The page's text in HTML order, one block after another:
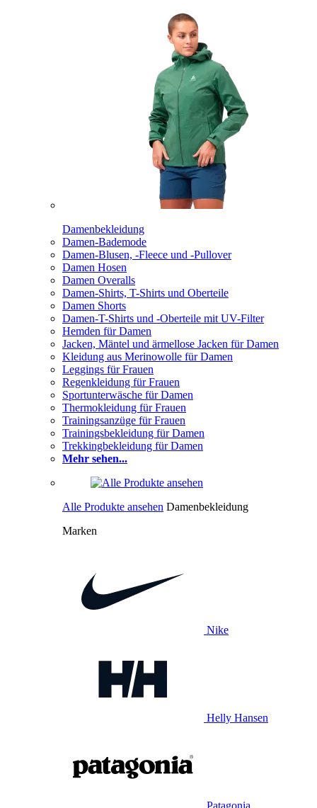
Damenbekleidung
Damen-Bademode
Damen-Blusen, -Fleece und -Pullover
Damen Hosen
Damen Overalls
Damen-Shirts, T-Shirts und Oberteile
Damen Shorts
Damen-T-Shirts und -Oberteile mit UV-Filter
Hemden für Damen
Jacken, Mäntel und ärmellose Jacken für Damen
Kleidung aus Merinowolle für Damen
Leggings für Frauen
Regenkleidung für Frauen
Sportunterwäsche für Damen
Thermokleidung für Frauen
Trainingsanzüge für Frauen
Trainingsbekleidung für Damen
Trekkingbekleidung für Damen
Mehr sehen...
Alle Produkte ansehen Damenbekleidung
Marken
Nike
Helly Hansen
Patagonia